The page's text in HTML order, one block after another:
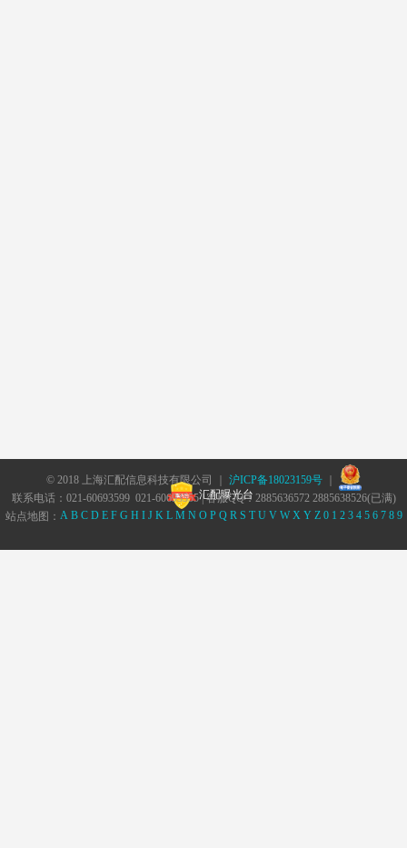
© 2018 上海汇配信息科技有限公司 ｜ 沪ICP备18023159号｜
汇配曝光台
联系电话：021-60693599 021-60693555 | 客服QQ：2885636572 2885638526(已满)
站点地图： A B C D E F G H I J K L M N O P Q R S T U V W X Y Z 0 1 2 3 4 5 6 7 8 9